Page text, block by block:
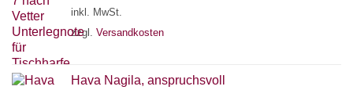
inkl. MwSt.
zzgl. Versandkosten
Hava Nagila, anspruchsvoll